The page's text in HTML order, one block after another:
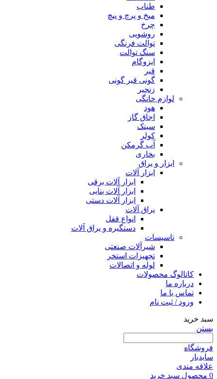
طناب
میخ و پرچ و پیچ
چرخ
روشویی
توالت فرنگی
سنگ توالت
ایزوگام
قیر
گونی قیر گونی
زنجیر
لوازم خانگی
هود
اجاق گاز
سینک
کولر
آب گرمکن
بخاری
ابزار و یراق
ابزار آلات
ابزار آلات برقی
ابزار آلات بنایی
ابزار آلات دستی
یراق آلات
انواع قفل
دستگیره و یراق آلات
تاسیسات
شیرآلات صنعتی
تجهیزات استخر
لوله و اتصالات
کاتالوگ محصولات
درباره ما
تماس با ما
ورود / ثبت نام
سبد خرید
بستن
فروشگاه
سایدبار
علاقه مندی
0 محصول سبد خرید